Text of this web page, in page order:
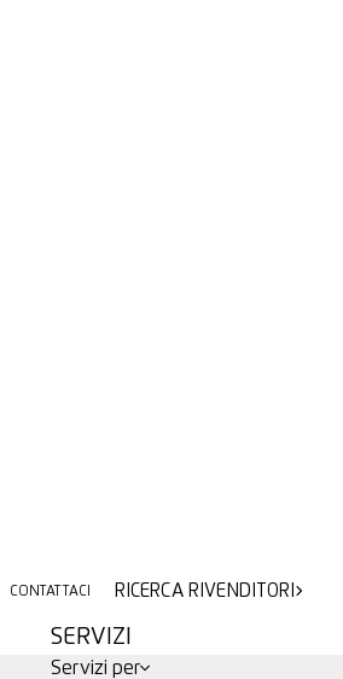
CONTATTACI
RICERCA RIVENDITORI
SERVIZI
Servizi per